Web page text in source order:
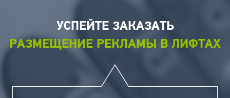
УСПЕЙТЕ ЗАКАЗАТЬ
РАЗМЕЩЕНИЕ РЕКЛАМЫ В ЛИФТАХ